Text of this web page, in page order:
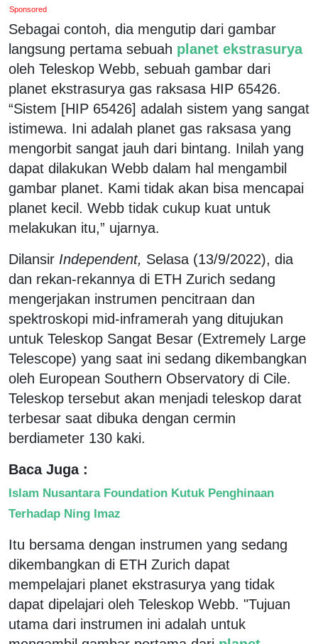
Sponsored
Sebagai contoh, dia mengutip dari gambar
langsung pertama sebuah planet ekstrasurya
oleh Teleskop Webb, sebuah gambar dari
planet ekstrasurya gas raksasa HIP 65426.
“Sistem [HIP 65426] adalah sistem yang sangat
istimewa. Ini adalah planet gas raksasa yang
mengorbit sangat jauh dari bintang. Inilah yang
dapat dilakukan Webb dalam hal mengambil
gambar planet. Kami tidak akan bisa mencapai
planet kecil. Webb tidak cukup kuat untuk
melakukan itu,” ujarnya.
Dilansir Independent, Selasa (13/9/2022), dia
dan rekan-rekannya di ETH Zurich sedang
mengerjakan instrumen pencitraan dan
spektroskopi mid-inframerah yang ditujukan
untuk Teleskop Sangat Besar (Extremely Large
Telescope) yang saat ini sedang dikembangkan
oleh European Southern Observatory di Cile.
Teleskop tersebut akan menjadi teleskop darat
terbesar saat dibuka dengan cermin
berdiameter 130 kaki.
Baca Juga :
Islam Nusantara Foundation Kutuk Penghinaan
Terhadap Ning Imaz
Itu bersama dengan instrumen yang sedang
dikembangkan di ETH Zurich dapat
mempelajari planet ekstrasurya yang tidak
dapat dipelajari oleh Teleskop Webb. "Tujuan
utama dari instrumen ini adalah untuk